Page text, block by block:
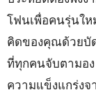
โฟนเพื่อคนรุ่นให
คิดของคุณด้วยบัด
ที่ทุกคนจับตามอง
ความแข็งแกร่ง